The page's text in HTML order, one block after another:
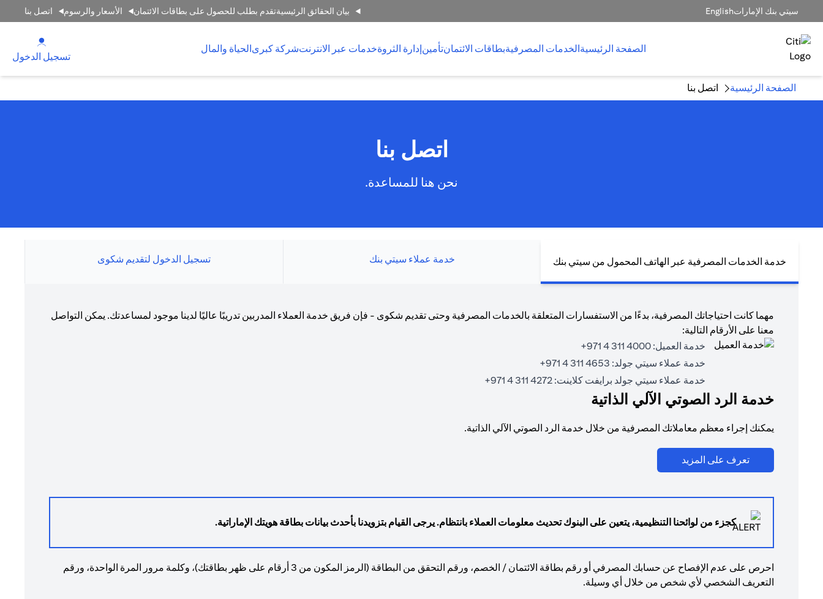
سيتي بنك الإماراتEnglish بيان الحقائق الرئيسيةتقدم بطلب للحصول على بطاقات الائتمان الأسعار والرسوم اتصل بنا
الصفحة الرئيسيةالخدمات المصرفيةبطاقات الائتمانتأمينإدارة الثروةخدمات عبر الانترنتشركة كبرىالحياة والمال
تسجيل الدخول
الصفحة الرئيسية اتصل بنا
اتصل بنا
نحن هنا للمساعدة.
خدمة الخدمات المصرفية عبر الهاتف المحمول من سيتي بنك خدمة عملاء سيتي بنك تسجيل الدخول لتقديم شكوى
مهما كانت احتياجاتك المصرفية، بدءًا من الاستفسارات المتعلقة بالخدمات المصرفية وحتى تقديم شكوى - فإن فريق خدمة العملاء المدربين تدريبًا عاليًا لدينا موجود لمساعدتك. يمكن التواصل
معنا على الأرقام التالية:
خدمة العميل: 4000 311 4 971+
خدمة عملاء سيتي جولد: 4653 311 4 971+
خدمة عملاء سيتي جولد برايفت كلاينت: 4272 311 4 971+
خدمة الرد الصوتي الآلي الذاتية
يمكنك إجراء معظم معاملاتك المصرفية من خلال خدمة الرد الصوتي الآلي الذاتية.
تعرف على المزيد
كجزء من لوائحنا التنظيمية، يتعين على البنوك تحديث معلومات العملاء بانتظام. يرجى القيام بتزويدنا بأحدث بيانات بطاقة هويتك الإماراتية.
احرص على عدم الإفصاح عن حسابك المصرفي أو رقم بطاقة الائتمان / الخصم، ورقم التحقق من البطاقة (الرمز المكون من 3 أرقام على ظهر بطاقتك)، وكلمة مرور المرة الواحدة، ورقم
التعريف الشخصي لأي شخص من خلال أي وسيلة.